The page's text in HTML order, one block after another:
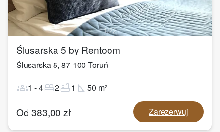
1/22
Ślusarska 5 by Rentoom
Ślusarska 5, 87-100 Toruń
groups1 -4bed2bathtub1 square_foot 50 m²
Od 383,00 zł Zarezerwuj